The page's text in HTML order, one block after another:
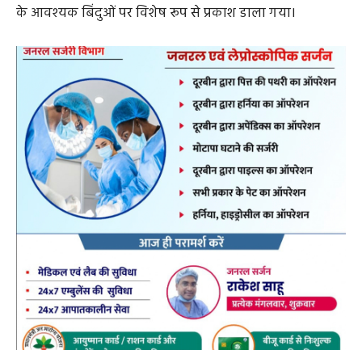
के आवश्यक बिंदुओं पर विशेष रूप से प्रकाश डाला गया।